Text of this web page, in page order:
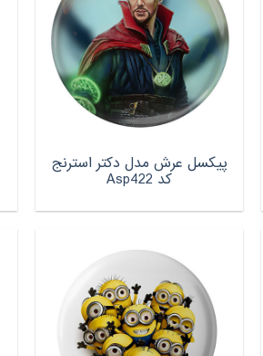
پیکسل عرش مدل دکتر استرنج
کد Asp422